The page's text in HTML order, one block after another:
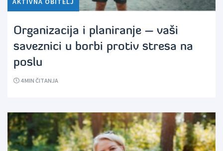
Organizacija i planiranje – vaši
saveznici u borbi protiv stresa na
poslu
4MIN ČITANJA